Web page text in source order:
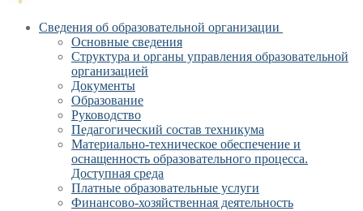
Сведения об образовательной организации
Основные сведения
Структура и органы управления образовательной
организацией
Документы
Образование
Руководство
Педагогический состав техникума
Материально-техническое обеспечение и
оснащенность образовательного процесса.
Доступная среда
Платные образовательные услуги
Финансово-хозяйственная деятельность